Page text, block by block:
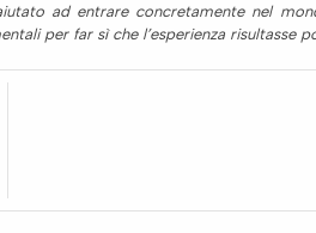
ad entrare concretamente nel
per far sì che l’esperienza risultasse